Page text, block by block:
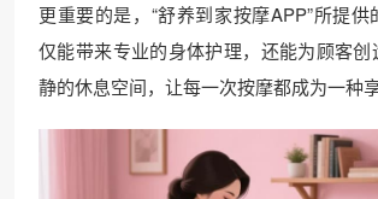
更重要的是，“舒养到家按摩APP”所提
仅能带来专业的身体护理，还能为顾客创
静的休息空间，让每一次按摩都成为一种享